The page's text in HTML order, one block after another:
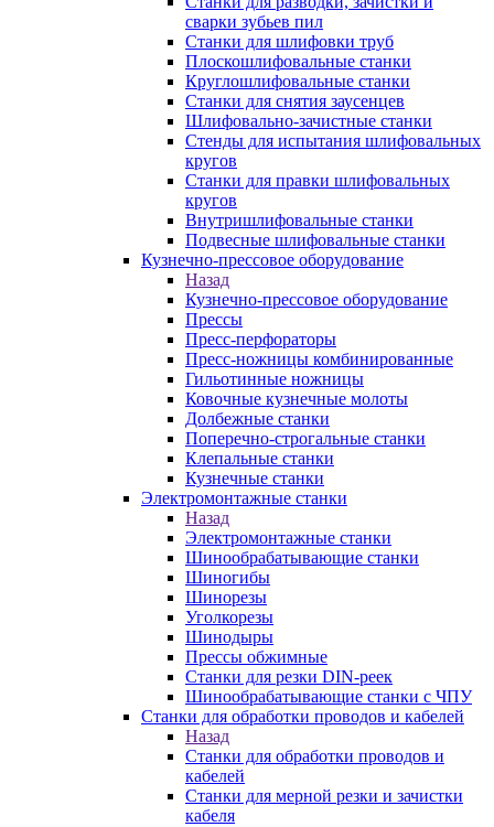
сварки зубьев пил
Станки для шлифовки труб
Плоскошлифовальные станки
Круглошлифовальные станки
Станки для снятия заусенцев
Шлифовально-зачистные станки
Стенды для испытания шлифовальных
кругов
Станки для правки шлифовальных
кругов
Внутришлифовальные станки
Подвесные шлифовальные станки
Кузнечно-прессовое оборудование
Назад
Кузнечно-прессовое оборудование
Прессы
Пресс-перфораторы
Пресс-ножницы комбинированные
Гильотинные ножницы
Ковочные кузнечные молоты
Долбежные станки
Поперечно-строгальные станки
Клепальные станки
Кузнечные станки
Электромонтажные станки
Назад
Электромонтажные станки
Шинообрабатывающие станки
Шиногибы
Шинорезы
Уголкорезы
Шинодыры
Прессы обжимные
Станки для резки DIN-реек
Шинообрабатывающие станки с ЧПУ
Станки для обработки проводов и кабелей
Назад
Станки для обработки проводов и
кабелей
Станки для мерной резки и зачистки
кабеля